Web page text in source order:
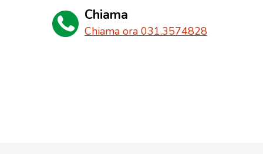
Chiama
Chiama ora 031.3574828